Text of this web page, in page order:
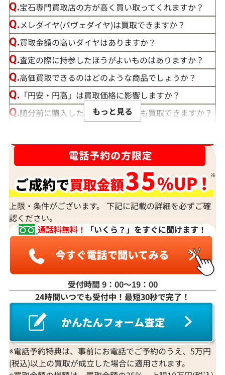
宝石専門買取店の方が高く買い取ってくれますか？
メレダイヤ(パヴェダイヤ)は買取できますか？
買取金額の高いダイヤはありますか？
査定の際に持参したほうがよいものはありますか？
高価買取できるのはどのような商品でしょうか？
「円安・円高」は買取価格に影響しますか？
随分前に購入したダイヤモンドでも買取できますか？
宝石の大きさは買取価格に影響する？
ダイヤモンドの買取価格には、どんなことが影響しま
すか？
身分証明書がなぜ必要？
もっと見る
上限・条件がございます。 下記に記載の詳細を必ずご確
認ください。
通話料無料！
「いくら？」をすぐに聞けます！
受付時間 9：00〜19：00
24時間いつでも受付中！最短30秒で完了！
※電話予約特典は、事前にお電話でご予約のうえ、5万円
(税込)以上の買取が成立した場合に適用されます。